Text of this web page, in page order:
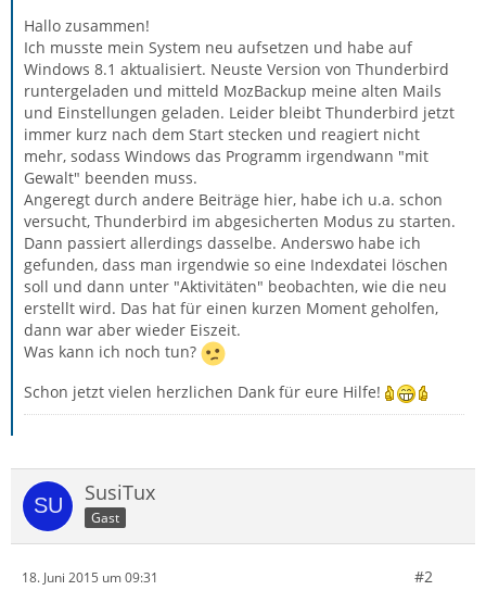
Hallo zusammen!
Ich musste mein System neu aufsetzen und habe auf
Windows 8.1 aktualisiert. Neuste Version von Thunderbird
runtergeladen und mitteld MozBackup meine alten Mails
und Einstellungen geladen. Leider bleibt Thunderbird jetzt
immer kurz nach dem Start stecken und reagiert nicht
mehr, sodass Windows das Programm irgendwann "mit
Gewalt" beenden muss.
Angeregt durch andere Beiträge hier, habe ich u.a. schon
versucht, Thunderbird im abgesicherten Modus zu starten.
Dann passiert allerdings dasselbe. Anderswo habe ich
gefunden, dass man irgendwie so eine Indexdatei löschen
soll und dann unter "Aktivitäten" beobachten, wie die neu
erstellt wird. Das hat für einen kurzen Moment geholfen,
dann war aber wieder Eiszeit.
Was kann ich noch tun?
Schon jetzt vielen herzlichen Dank für eure Hilfe!
SusiTux
Gast
18. Juni 2015 um 09:31 #2